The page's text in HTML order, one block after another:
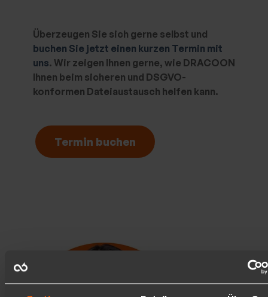
Überzeugen Sie sich gerne selbst und
buchen Sie jetzt einen kurzen Termin mit
uns. Wir zeigen Ihnen gerne, wie DRACOON
Ihnen beim sicheren und DSGVO-
konformen Dateiaustausch helfen kann.
Termin buchen